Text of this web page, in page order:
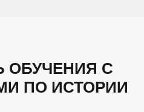
ОБУЧЕНИЯ С
ПО ИСТОРИИ